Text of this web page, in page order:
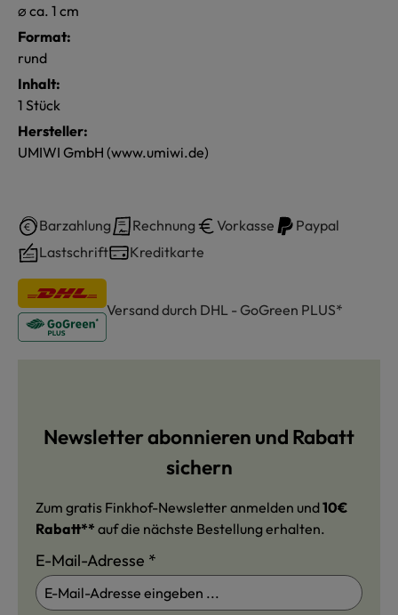
⌀ ca. 1 cm
Format:
rund
Inhalt:
1 Stück
Hersteller:
UMIWI GmbH (www.umiwi.de)
Barzahlung Rechnung Vorkasse
Paypal
Lastschrift
Kreditkarte
Versand durch DHL - GoGreen PLUS*
Newsletter abonnieren und Rabatt
sichern
Zum gratis Finkhof-Newsletter anmelden und10€
Rabatt** auf die nächste Bestellung erhalten.
E-Mail-Adresse *